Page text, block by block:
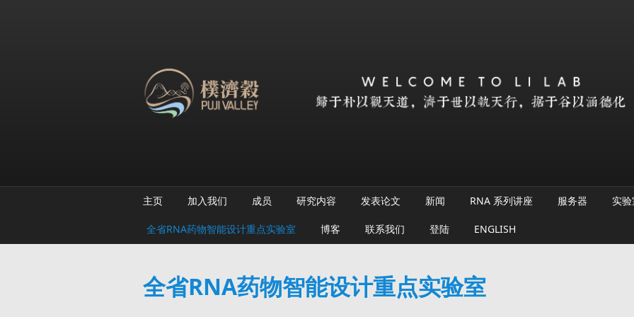
主页 加入我们 成员 研究内容 发表论文 新闻 RNA 系列讲座 服务器 实
全省RNA药物智能设计重点实验室 博客 联系我们 登陆 ENGLISH
全省RNA药物智能设计重点实验室